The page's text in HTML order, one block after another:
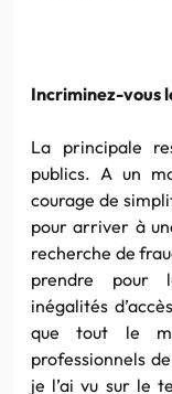
Incriminez-vous
La principale
publics. A un
courage de
pour arriver à
recherche de
prendre pour
inégalités
que tout le
professionnels
je l’ai vu sur le